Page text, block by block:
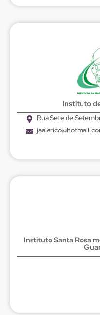
Instituto
Rua Sete de
Instituto Santa Rosa